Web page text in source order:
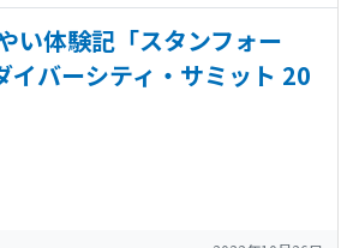
い体験記「スタンフォー
イバーシティ・サミット 20